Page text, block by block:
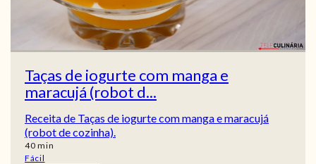
Taças de iogurte com manga e
maracujá (robot d...
Receita de Taças de iogurte com manga e maracujá
(robot de cozinha).
40min
min
Fácil